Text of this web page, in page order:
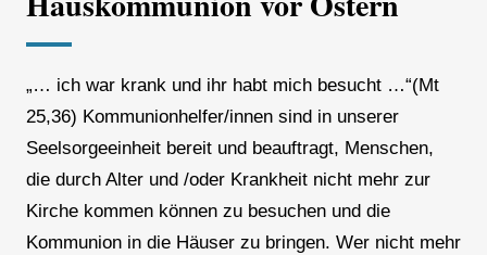
„… ich war krank und ihr habt mich besucht …“(Mt
25,36) Kommunionhelfer/innen sind in unserer
Seelsorgeeinheit bereit und beauftragt, Menschen,
die durch Alter und /oder Krankheit nicht mehr zur
Kirche kommen können zu besuchen und die
Kommunion in die Häuser zu bringen. Wer nicht mehr